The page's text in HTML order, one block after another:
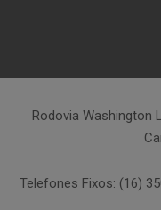
Rodovia Washington
Telefones Fixos: (16)